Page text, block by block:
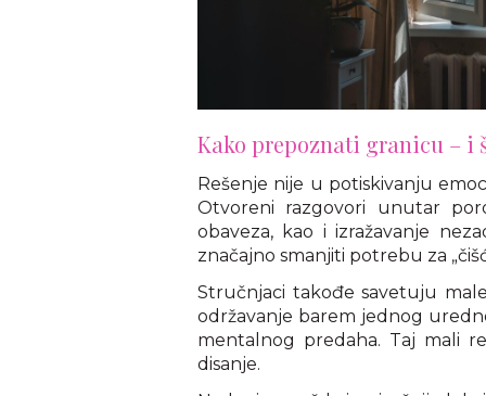
Kako prepoznati granicu – i
Rešenje nije u potiskivanju
Otvoreni razgovori unutar
obaveza, kao i izražavanje
značajno smanjiti potrebu za
Stručnjaci takođe savetuju
održavanje barem jednog
mentalnog predaha. Taj mali
disanje.